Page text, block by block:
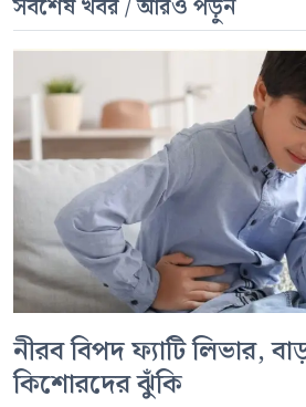
সর্বশেষ খবর / আরও পড়ুন
নীরব বিপদ ফ্যাটি লিভার,
কিশোরদের ঝুঁকি